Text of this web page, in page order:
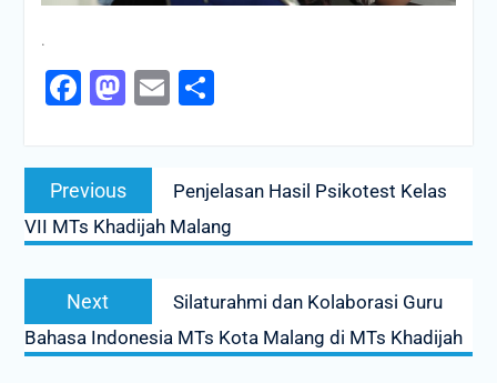
.
Facebook
Mastodon
EmailShare
Navigasi
posPrevious
Previous
post:
Penjelasan Hasil Psikotest Kelas
VII MTs Khadijah Malang
Next
Next
post:
Silaturahmi dan Kolaborasi Guru
Bahasa Indonesia MTs Kota Malang di MTs Khadijah